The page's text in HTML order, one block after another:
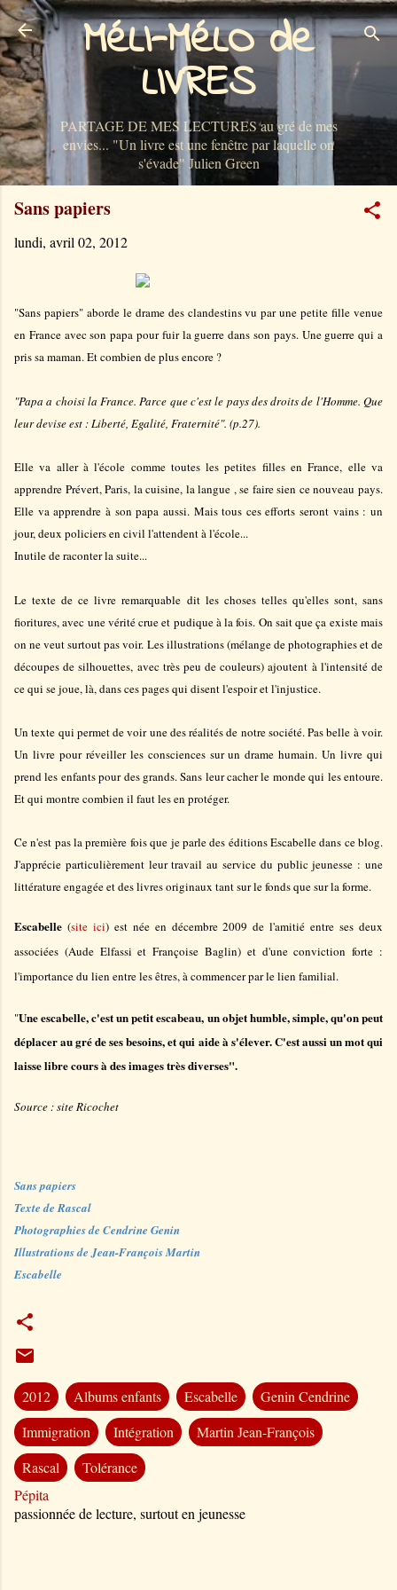
Accéder au contenu principal
MéLI-MéLO de
LIVRES
PARTAGE DE MES LECTURES au gré de mes
envies... "Un livre est une fenêtre par laquelle on
s'évade" Julien Green
Sans papiers
lundi, avril 02, 2012
"Sans papiers" aborde le drame des clandestins vu par une petite fille venue
en France avec son papa pour fuir la guerre dans son pays. Une guerre qui a
pris sa maman. Et combien de plus encore ?
"Papa a choisi la France. Parce que c'est le pays des droits de l'Homme. Que
leur devise est : Liberté, Egalité, Fraternité". (p.27).
Elle va aller à l'école comme toutes les petites filles en France, elle va
apprendre Prévert, Paris, la cuisine, la langue , se faire sien ce nouveau pays.
Elle va apprendre à son papa aussi. Mais tous ces efforts seront vains : un
jour, deux policiers en civil l'attendent à l'école...
Inutile de raconter la suite...
Le texte de ce livre remarquable dit les choses telles qu'elles sont, sans
fioritures, avec une vérité crue et pudique à la fois. On sait que ça existe mais
on ne veut surtout pas voir. Les illustrations (mélange de photographies et de
découpes de silhouettes, avec très peu de couleurs) ajoutent à l'intensité de
ce qui se joue, là, dans ces pages qui disent l'espoir et l'injustice.
Un texte qui permet de voir une des réalités de notre société. Pas belle à voir.
Un livre pour réveiller les consciences sur un drame humain. Un livre qui
prend les enfants pour des grands. Sans leur cacher le monde qui les entoure.
Et qui montre combien il faut les en protéger.
Ce n'est pas la première fois que je parle des éditions Escabelle dans ce blog.
J'apprécie particulièrement leur travail au service du public jeunesse : une
littérature engagée et des livres originaux tant sur le fonds que sur la forme.
Escabelle (site ici) est née en décembre 2009 de l'amitié entre ses deux
associées (Aude Elfassi et Françoise Baglin) et d'une conviction forte :
l'importance du lien entre les êtres, à commencer par le lien familial.
"Une escabelle, c'est un petit escabeau, un objet humble, simple, qu'on peut
déplacer au gré de ses besoins, et qui aide à s'élever. C'est aussi un mot qui
laisse libre cours à des images très diverses".
Source : site Ricochet
Sans papiers
Texte de Rascal
Photographies de Cendrine Genin
Illustrations de Jean-François Martin
Escabelle
2012 Albums enfants Escabelle
Genin Cendrine
Immigration
Intégration
Martin Jean-François
Rascal
Tolérance
Pépita
passionnée de lecture, surtout en jeunesse